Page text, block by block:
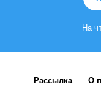
На
Рассылка О